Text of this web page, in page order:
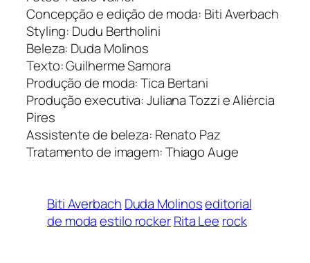
Concepção e edição de moda: Biti Averbach
Styling: Dudu Bertholini
Beleza: Duda Molinos
Texto: Guilherme Samora
Produção de moda: Tica Bertani
Produção executiva: Juliana Tozzi e Aliércia
Pires
Assistente de beleza: Renato Paz
Tratamento de imagem: Thiago Auge
Biti Averbach Duda Molinoseditorial
de moda estilo rockerRita Lee rock